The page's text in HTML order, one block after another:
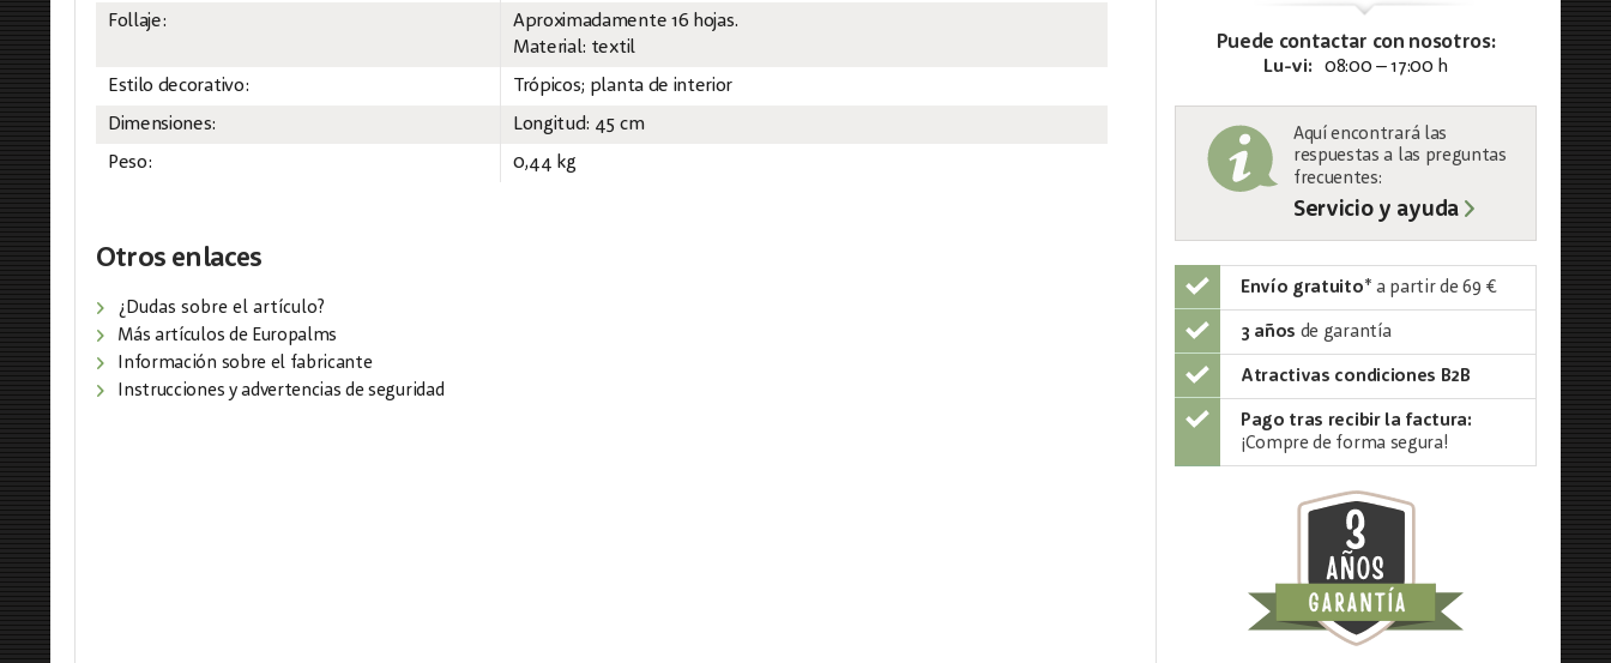
Follaje:
Aproximadamente 16 hojas.
Material: textil
Estilo decorativo:
Trópicos; planta de interior
Dimensiones:
Longitud: 45 cm
Peso:
0,44 kg
Otros enlaces
¿Dudas sobre el artículo?
Más artículos de Europalms
Información sobre el fabricante
Instrucciones y advertencias de seguridad
Puede contactar con nosotros:
Lu-vi: 08:00 – 17:00 h
Aquí encontrará las
respuestas a las preguntas
frecuentes:
Servicio y ayuda
Envío gratuito* a partir de 69 €
3 años de garantía
Atractivas condiciones B2B
Pago tras recibir la factura:
¡Compre de forma segura!